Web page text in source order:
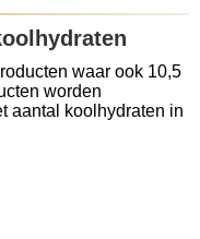
waar ook 10,5
worden
aantal koolhydraten in